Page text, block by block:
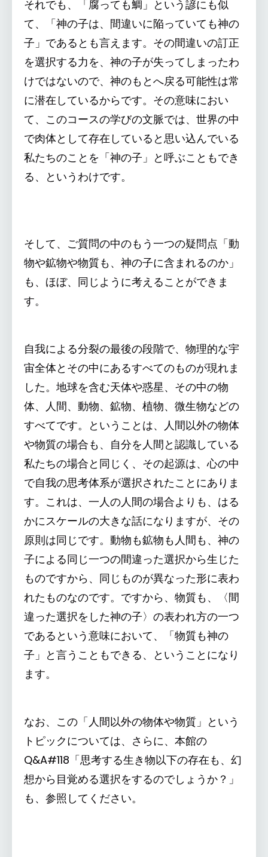
それでも、「腐っても鯛」という諺にも似
て、「神の子は、間違いに陥っていても神の
子」であるとも言えます。その間違いの訂正
を選択する力を、神の子が失ってしまったわ
けではないので、神のもとへ戻る可能性は常
に潜在しているからです。その意味におい
て、このコースの学びの文脈では、世界の中
で肉体として存在していると思い込んでいる
私たちのことを「神の子」と呼ぶこともでき
る、というわけです。
そして、ご質問の中のもう一つの疑問点「動
物や鉱物や物質も、神の子に含まれるのか」
も、ほぼ、同じように考えることができま
す。
自我による分裂の最後の段階で、物理的な宇
宙全体とその中にあるすべてのものが現れま
した。地球を含む天体や惑星、その中の物
体、人間、動物、鉱物、植物、微生物などの
すべてです。ということは、人間以外の物体
や物質の場合も、自分を人間と認識している
私たちの場合と同じく、その起源は、心の中
で自我の思考体系が選択されたことにありま
す。これは、一人の人間の場合よりも、はる
かにスケールの大きな話になりますが、その
原則は同じです。動物も鉱物も人間も、神の
子による同じ一つの間違った選択から生じた
ものですから、同じものが異なった形に表わ
れたものなのです。ですから、物質も、〈間
違った選択をした神の子〉の表われ方の一つ
であるという意味において、「物質も神の
子」と言うこともできる、ということになり
ます。
なお、この「人間以外の物体や物質」という
トピックについては、さらに、本館の
Q&A#118「思考する生き物以下の存在も、幻
想から目覚める選択をするのでしょうか？」
も、参照してください。